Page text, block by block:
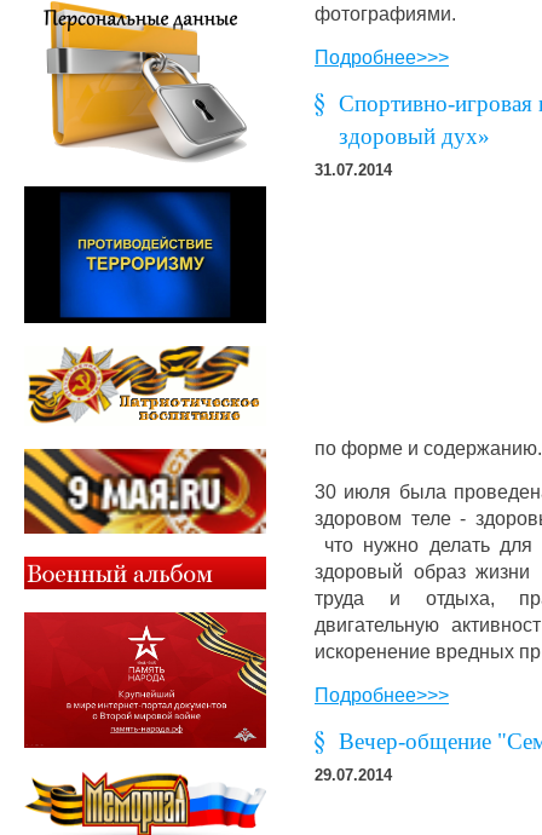
фотографиями.
Подробнее>>>
Спортивно-
здоровый дух»
31.07.2014
по форме и содержанию.
30 июля была
здоровом теле -
что нужно делать для
здоровый образ жизни
труда и отдыха,
двигательную
искоренение вредных
Подробнее>>>
Вечер-общение
29.07.2014